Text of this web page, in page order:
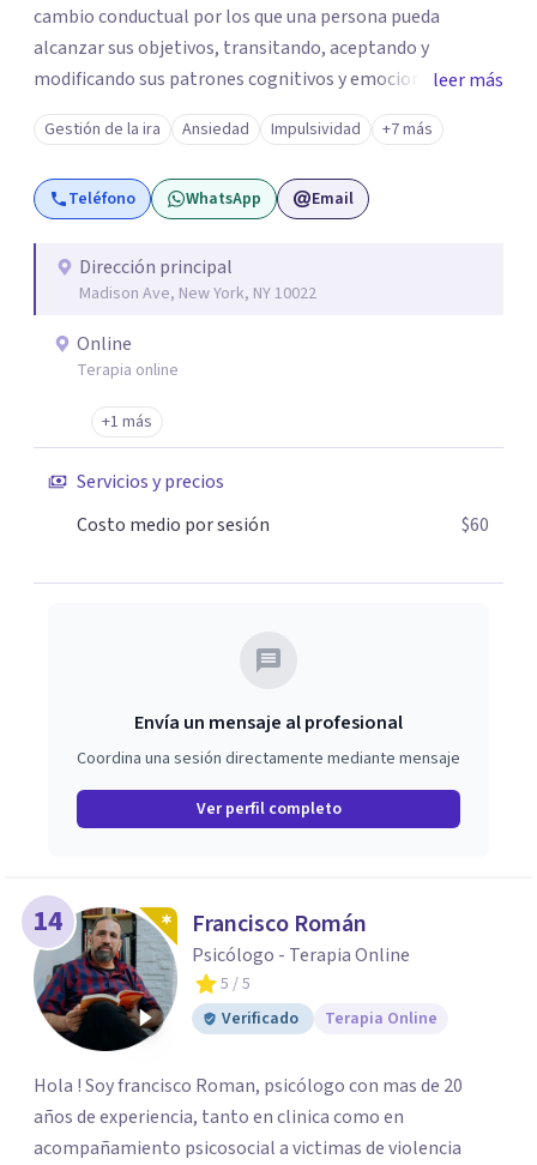
cambio conductual por los que una persona pueda
alcanzar sus objetivos, transitando, aceptando y
modificando sus patrones cognitivos y emocionales.
Abordo patologías específicas como trastornos de
ansiedad y del ánimo, y también crisis vitales y procesos
de crecimiento personal.
leer más
Gestión de la ira Ansiedad Impulsividad +7 más
Teléfono WhatsApp Email
Dirección principal
Madison Ave, New York, NY 10022
Online
Terapia online
+1 más
Servicios y precios
Costo medio por sesión
$60
Envía un mensaje al profesional
Coordina una sesión directamente mediante mensaje
Ver perfil completo
14 Francisco Román
Psicólogo - Terapia Online
5 / 5
Verificado
Terapia Online
Hola ! Soy francisco Roman, psicólogo con mas de 20
años de experiencia, tanto en clinica como en
acompañamiento psicosocial a victimas de violencia